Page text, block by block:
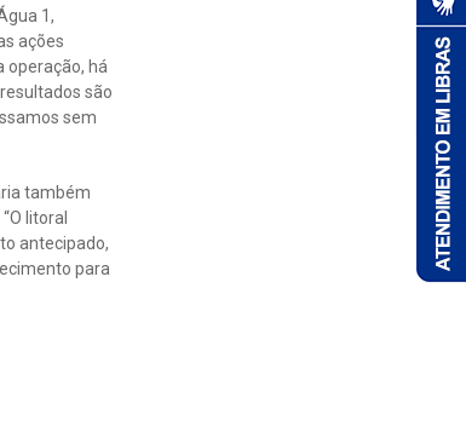
1,
ações
operação, há
são
sem
também
litoral
antecipado,
para